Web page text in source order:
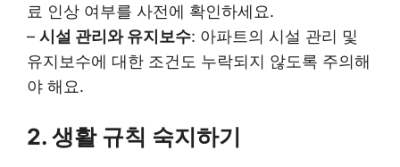
료 인상 여부를 사전에 확인하세요.
– 시설 관리와 유지보수: 아파트의 시설 관리 및
유지보수에 대한 조건도 누락되지 않도록 주의해
야 해요.
2. 생활 규칙 숙지하기